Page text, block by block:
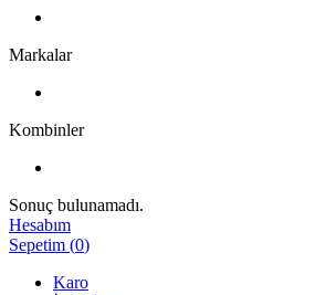
Markalar
Kombinler
Sonuç bulunamadı.
Hesabım
Sepetim (0)
Karo